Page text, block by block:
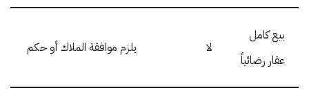
بيع كامل
عقار رضائياً
لا يلزم موافقة الملاك أو حكم